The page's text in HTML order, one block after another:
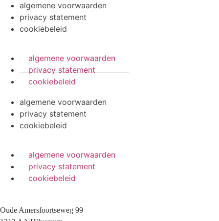
algemene voorwaarden
privacy statement
cookiebeleid
algemene voorwaarden
privacy statement
cookiebeleid
algemene voorwaarden
privacy statement
cookiebeleid
algemene voorwaarden
privacy statement
cookiebeleid
Oude Amersfoortseweg 99